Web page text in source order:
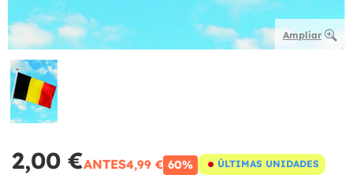
Ampliar
2,00 €ANTES4,99 € 60% ÚLTIMAS UNIDADES